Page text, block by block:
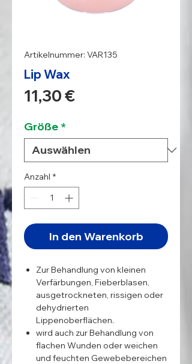
Artikelnummer: VAR135
Lip Wax
11,30 €Preis
Größe *
Anzahl *
In den Warenkorb
Zur Behandlung von kleinen
Verfärbungen, Fieberblasen,
ausgetrockneten, rissigen oder
dehydrierten
Lippenoberflächen.
wird auch zur Behandlung von
flachen Wunden oder weichen
und feuchten Gewebebereichen